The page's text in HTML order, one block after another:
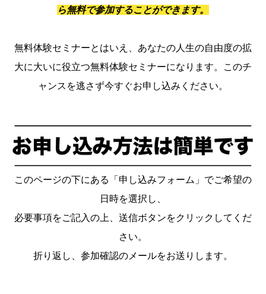
ら無料で参加することができます。
無料体験セミナーとはいえ、あなたの人生の自由度の拡
大に大いに役立つ無料体験セミナーになります。このチ
ャンスを逃さず今すぐお申し込みください。
このページの下にある「申し込みフォーム」でご希望の
日時を選択し、
必要事項をご記入の上、送信ボタンをクリックしてくだ
さい。
折り返し、参加確認のメールをお送りします。